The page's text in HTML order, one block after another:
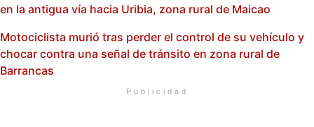
en la antigua vía hacia Uribia, zona rural de Maicao
Motociclista murió tras perder el control de su vehículo y
chocar contra una señal de tránsito en zona rural de
Barrancas
Publicidad